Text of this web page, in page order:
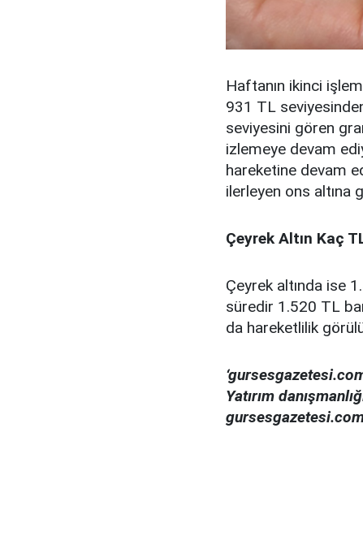
Haftanın ikinci
931 TL
seviyesini gören
izlemeye devam
hareketine devam
ilerleyen ons altına
Çeyrek Altın Kaç
Çeyrek altında ise
süredir 1.520 TL
da hareketlilik
Yatırım